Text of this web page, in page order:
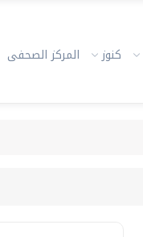
كنوز المركز الصحفى